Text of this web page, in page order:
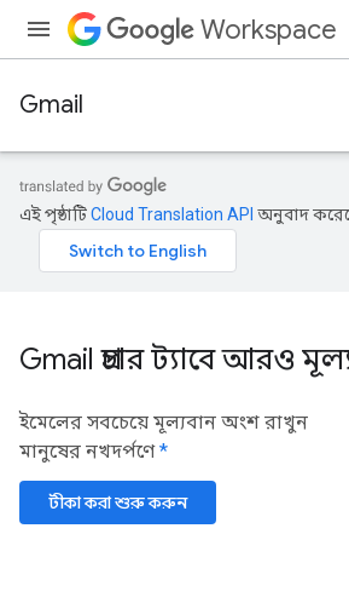
Workspace
Gmail
এই পৃষ্ঠাটিCloud Translation API অনুবাদ
Gmail প্রচার ট্যাবে আরও
ইমেলের সবচেয়ে মূল্যবান অংশ রাখুন
মানুষের নখদর্পণে*
টীকা করা শুরু করুন